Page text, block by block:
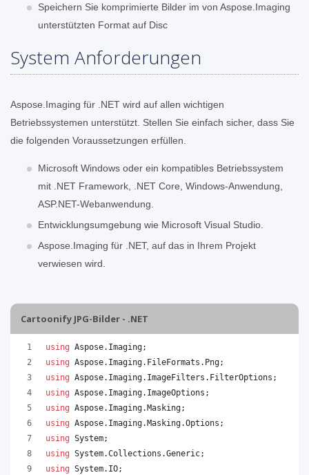
Speichern Sie komprimierte Bilder im von Aspose.Imaging
unterstützten Format auf Disc
System Anforderungen
Aspose.Imaging für .NET wird auf allen wichtigen
Betriebssystemen unterstützt. Stellen Sie einfach sicher, dass Sie
die folgenden Voraussetzungen erfüllen.
Microsoft Windows oder ein kompatibles Betriebssystem
mit .NET Framework, .NET Core, Windows-Anwendung,
ASP.NET-Webanwendung.
Entwicklungsumgebung wie Microsoft Visual Studio.
Aspose.Imaging für .NET, auf das in Ihrem Projekt
verwiesen wird.
Cartoonify JPG-Bilder - .NET
using Aspose. Imaging;
using Aspose. Imaging. FileFormats . Png;
using Aspose. Imaging. ImageFilters . FilterOptions ;
using Aspose. Imaging. ImageOptions ;
using Aspose. Imaging.Masking;
using Aspose. Imaging.Masking.Options ;
using System;
using System.Collections .Generic;
using System. IO;